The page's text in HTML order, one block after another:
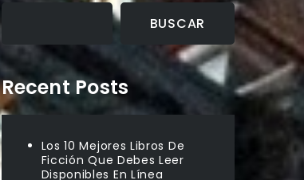
BUSCAR
Recent Posts
Los 10 Mejores Libros De
Ficción Que Debes Leer
Disponibles En Línea